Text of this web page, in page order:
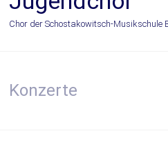
Chor der Schostakowitsch-Musikschule
Konzerte